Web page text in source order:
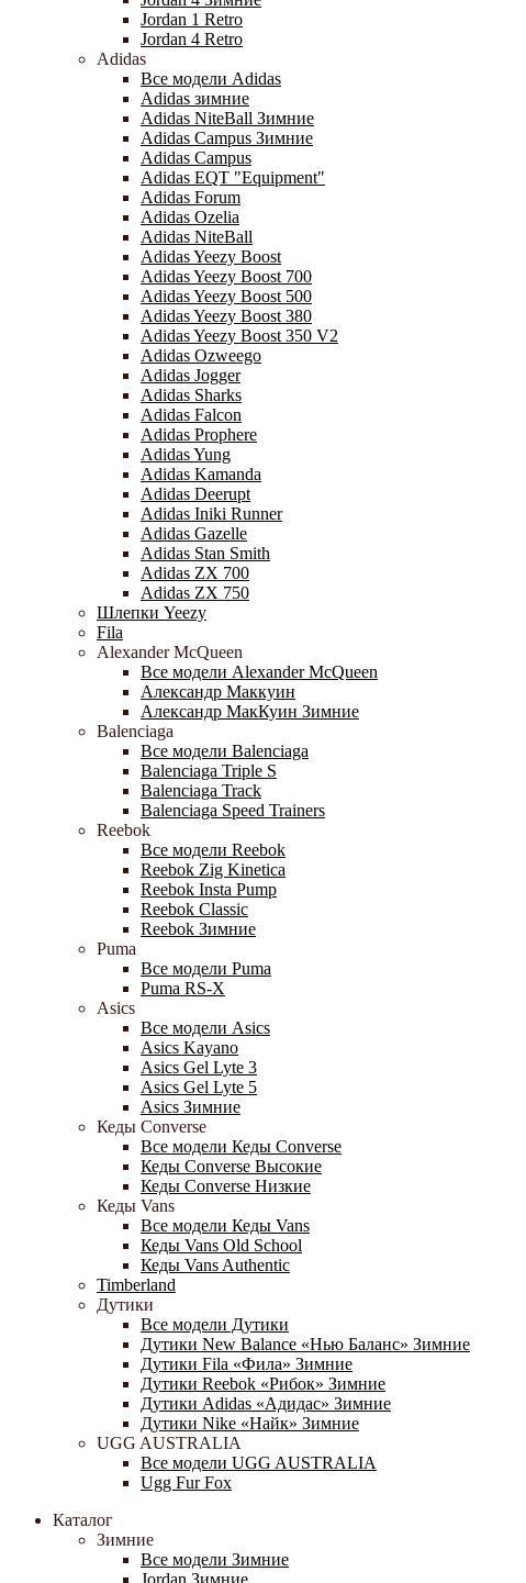
Jordan 1 Retro
Jordan 4 Retro
Adidas
Все модели Adidas
Adidas зимние
Adidas NiteBall Зимние
Adidas Campus Зимние
Adidas Campus
Adidas EQT "Equipment"
Adidas Forum
Adidas Ozelia
Adidas NiteBall
Adidas Yeezy Boost
Adidas Yeezy Boost 700
Adidas Yeezy Boost 500
Adidas Yeezy Boost 380
Adidas Yeezy Boost 350 V2
Adidas Ozweego
Adidas Jogger
Adidas Sharks
Adidas Falcon
Adidas Prophere
Adidas Yung
Adidas Kamanda
Adidas Deerupt
Adidas Iniki Runner
Adidas Gazelle
Adidas Stan Smith
Adidas ZX 700
Adidas ZX 750
Шлепки Yeezy
Fila
Alexander McQueen
Все модели Alexander McQueen
Александр Маккуин
Александр МакКуин Зимние
Balenciaga
Все модели Balenciaga
Balenciaga Triple S
Balenciaga Track
Balenciaga Speed Trainers
Reebok
Все модели Reebok
Reebok Zig Kinetica
Reebok Insta Pump
Reebok Classic
Reebok Зимние
Puma
Все модели Puma
Puma RS-X
Asics
Все модели Asics
Asics Kayano
Asics Gel Lyte 3
Asics Gel Lyte 5
Asics Зимние
Кеды Converse
Все модели Кеды Converse
Кеды Converse Высокие
Кеды Converse Низкие
Кеды Vans
Все модели Кеды Vans
Кеды Vans Old School
Кеды Vans Authentic
Timberland
Дутики
Все модели Дутики
Дутики New Balance «Нью Баланс» Зимние
Дутики Fila «Фила» Зимние
Дутики Reebok «Рибок» Зимние
Дутики Adidas «Адидас» Зимние
Дутики Nike «Найк» Зимние
UGG AUSTRALIA
Все модели UGG AUSTRALIA
Ugg Fur Fox
Каталог
Зимние
Все модели Зимние
Jordan Зимние